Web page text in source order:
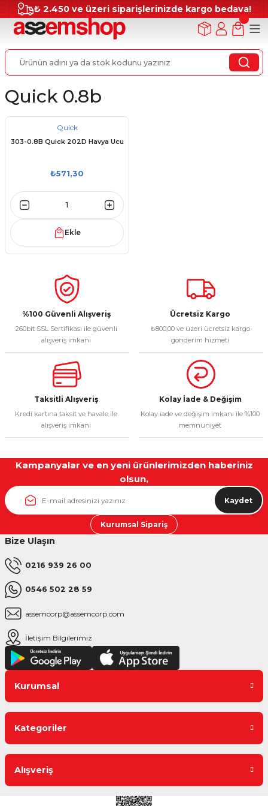
₺ 2.450 ve üzeri siparişlerinizde kargo bedava!
Quick 0.8b
Quick
303-0.8B Quick 202D Havya Ucu
₺571,30
Ekle
%100 Güvenli Alışveriş
260bit SSL Sertifikası ile güvenli
alışveriş imkanı
Ücretsiz Kargo
₺800,00 ve üzeri ücretsiz kargo
gönderim hizmeti
Taksitli Alışveriş
Kredi kartına taksit ve havale ile
alışveriş imkanı
Kolay İade & Değişim
Kolay iade ve değişim imkanı ile %100
memnuniyet
Kampanyalar ve en yeni ürünlerimizden haberiniz
olsun,
Kaydet
Kurumsal Sipariş
Bize Ulaşın
0216 939 26 00
0546 502 28 59
assemcorp@assemcorp.com
İletişim Bilgilerimiz
Kurumsal
Kategoriler
Alışveriş